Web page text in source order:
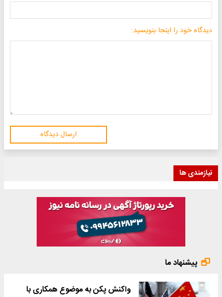
دیدگاه خود را اینجا بنویسید:
ارسال دیدگاه
نیازمندی ها
پیشنهاد ما
واکنش پکن به موضوع همکاری با